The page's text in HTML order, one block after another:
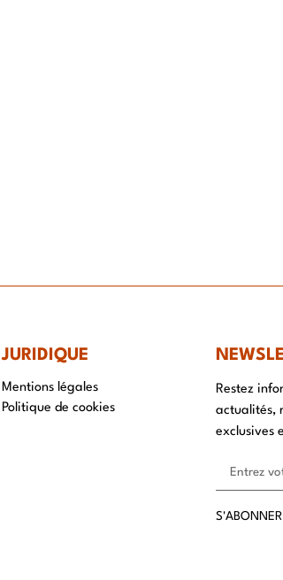
JURIDIQUE
Mentions légales
Politique de cookies
Restez
actualités,
exclusives